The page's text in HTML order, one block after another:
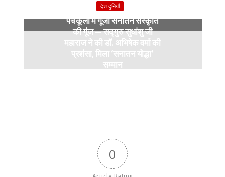
देश-दुनियाँ
पंचकूला में गूंजी सनातन संस्कृति
की गूंज — सद्गुरु सुधांशु जी
महाराज ने की डॉ. अभिषेक वर्मा की
प्रशंसा, मिला ‘सनातन योद्धा’
सम्मान
0